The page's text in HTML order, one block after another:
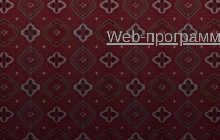
Web-